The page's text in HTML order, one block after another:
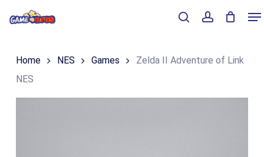
content
Winkelmand
Home NES Games
Zelda II Adventure of Link
NES